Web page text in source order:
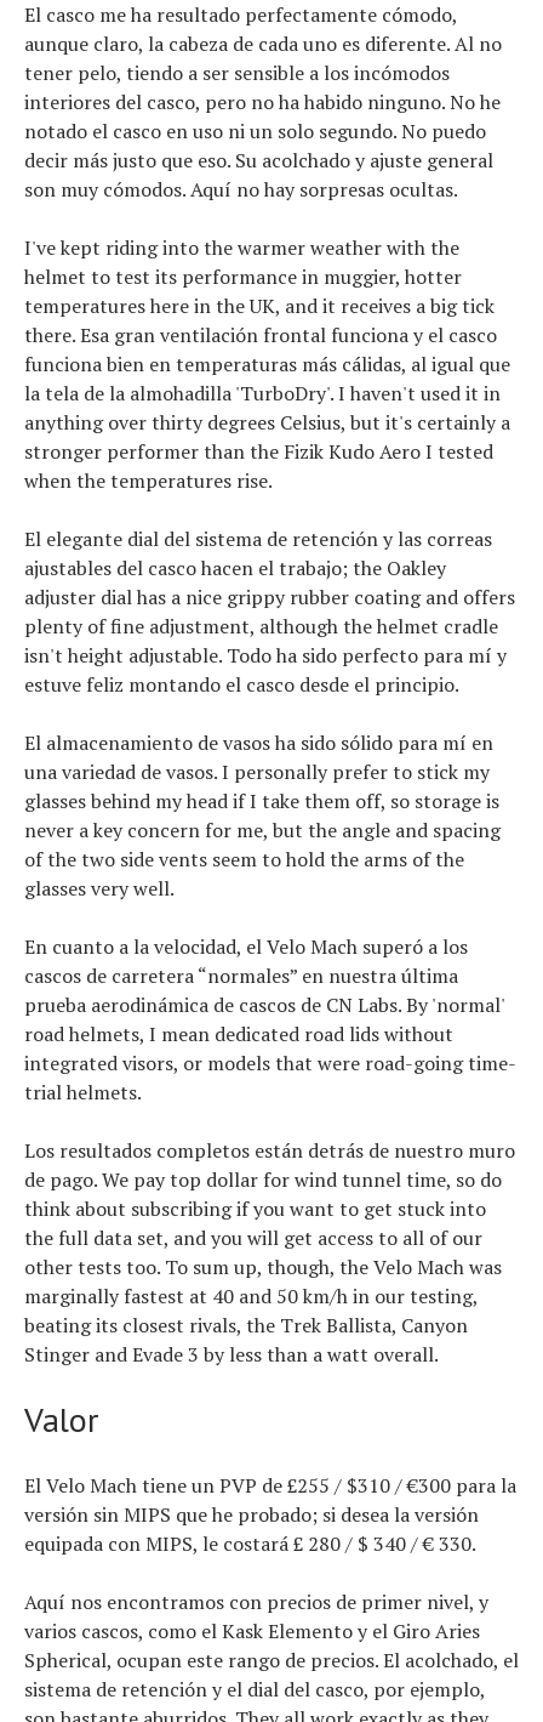
El casco me ha resultado perfectamente cómodo,
aunque claro, la cabeza de cada uno es diferente. Al no
tener pelo, tiendo a ser sensible a los incómodos
interiores del casco, pero no ha habido ninguno. No he
notado el casco en uso ni un solo segundo. No puedo
decir más justo que eso. Su acolchado y ajuste general
son muy cómodos. Aquí no hay sorpresas ocultas.
I've kept riding into the warmer weather with the
helmet to test its performance in muggier, hotter
temperatures here in the UK, and it receives a big tick
there. Esa gran ventilación frontal funciona y el casco
funciona bien en temperaturas más cálidas, al igual que
la tela de la almohadilla 'TurboDry'. I haven't used it in
anything over thirty degrees Celsius, but it's certainly a
stronger performer than the Fizik Kudo Aero I tested
when the temperatures rise.
El elegante dial del sistema de retención y las correas
ajustables del casco hacen el trabajo; the Oakley
adjuster dial has a nice grippy rubber coating and offers
plenty of fine adjustment, although the helmet cradle
isn't height adjustable. Todo ha sido perfecto para mí y
estuve feliz montando el casco desde el principio.
El almacenamiento de vasos ha sido sólido para mí en
una variedad de vasos. I personally prefer to stick my
glasses behind my head if I take them off, so storage is
never a key concern for me, but the angle and spacing
of the two side vents seem to hold the arms of the
glasses very well.
En cuanto a la velocidad, el Velo Mach superó a los
cascos de carretera “normales” en nuestra última
prueba aerodinámica de cascos de CN Labs. By 'normal'
road helmets, I mean dedicated road lids without
integrated visors, or models that were road-going time-
trial helmets.
Los resultados completos están detrás de nuestro muro
de pago. We pay top dollar for wind tunnel time, so do
think about subscribing if you want to get stuck into
the full data set, and you will get access to all of our
other tests too. To sum up, though, the Velo Mach was
marginally fastest at 40 and 50 km/h in our testing,
beating its closest rivals, the Trek Ballista, Canyon
Stinger and Evade 3 by less than a watt overall.
Valor
El Velo Mach tiene un PVP de £255 / $310 / €300 para la
versión sin MIPS que he probado; si desea la versión
equipada con MIPS, le costará £ 280 / $ 340 / € 330.
Aquí nos encontramos con precios de primer nivel, y
varios cascos, como el Kask Elemento y el Giro Aries
Spherical, ocupan este rango de precios. El acolchado, el
sistema de retención y el dial del casco, por ejemplo,